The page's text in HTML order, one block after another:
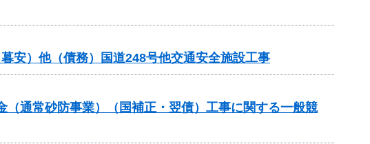
安）他（債務）国道248号他交通安全施設工事
通常砂防事業）（国補正・翌債）工事に関する一般競